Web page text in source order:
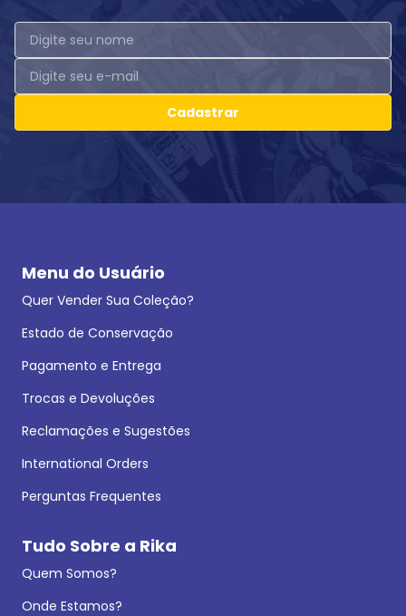
Cadastrar
Menu do Usuário
Quer Vender Sua Coleção?
Estado de Conservação
Pagamento e Entrega
Trocas e Devoluções
Reclamações e Sugestões
International Orders
Perguntas Frequentes
Tudo Sobre a Rika
Quem Somos?
Onde Estamos?